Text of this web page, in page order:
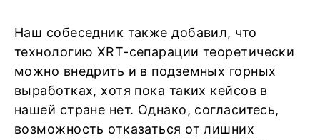
Наш собеседник также добавил, что
технологию XRT-сепарации теоретически
можно внедрить и в подземных горных
выработках, хотя пока таких кейсов в
нашей стране нет. Однако, согласитесь,
возможность отказаться от лишних